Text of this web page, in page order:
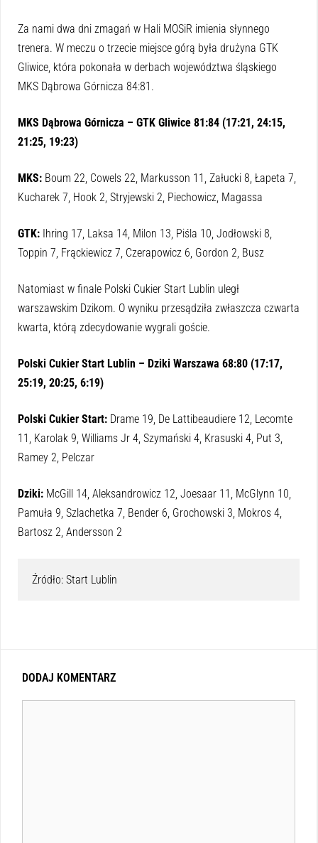
Za nami dwa dni zmagań w Hali MOSiR imienia słynnego
trenera. W meczu o trzecie miejsce górą była drużyna GTK
Gliwice, która pokonała w derbach województwa śląskiego
MKS Dąbrowa Górnicza 84:81.
MKS Dąbrowa Górnicza – GTK Gliwice 81:84 (17:21, 24:15,
21:25, 19:23)
MKS: Boum 22, Cowels 22, Markusson 11, Załucki 8, Łapeta 7,
Kucharek 7, Hook 2, Stryjewski 2, Piechowicz, Magassa
GTK: Ihring 17, Laksa 14, Milon 13, Piśla 10, Jodłowski 8,
Toppin 7, Frąckiewicz 7, Czerapowicz 6, Gordon 2, Busz
Natomiast w finale Polski Cukier Start Lublin uległ
warszawskim Dzikom. O wyniku przesądziła zwłaszcza czwarta
kwarta, którą zdecydowanie wygrali goście.
Polski Cukier Start Lublin – Dziki Warszawa 68:80 (17:17,
25:19, 20:25, 6:19)
Polski Cukier Start: Drame 19, De Lattibeaudiere 12, Lecomte
11, Karolak 9, Williams Jr 4, Szymański 4, Krasuski 4, Put 3,
Ramey 2, Pelczar
Dziki: McGill 14, Aleksandrowicz 12, Joesaar 11, McGlynn 10,
Pamuła 9, Szlachetka 7, Bender 6, Grochowski 3, Mokros 4,
Bartosz 2, Andersson 2
Źródło: Start Lublin
DODAJ KOMENTARZ